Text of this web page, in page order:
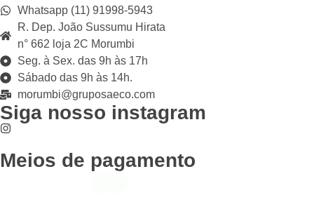
Whatsapp (11) 91998-5943
R. Dep. João Sussumu Hirata
n° 662 loja 2C Morumbi
Seg. à Sex. das 9h às 17h
Sábado das 9h às 14h.
morumbi@gruposaeco.com
Siga nosso instagram
Meios de pagamento